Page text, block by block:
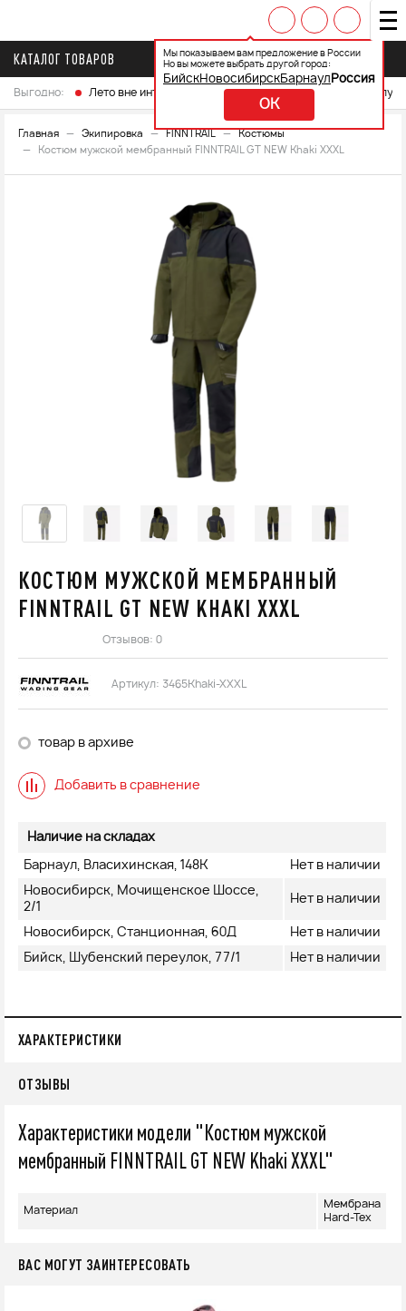
Мы показываем вам предложение в России
Но вы можете выбрать другой город:
БийскНовосибирскБарнаул Россия
OK
КАТАЛОГ ТОВАРОВ
Выгодно: Лето вне интренета Выберите свой мотоцикл и
Главная Экипировка FINNTRAIL
Костюмы
Костюм мужской мембранный FINNTRAIL GT NEW Khaki XXXL
КОСТЮМ МУЖСКОЙ МЕМБРАННЫЙ
FINNTRAIL GT NEW KHAKI XXXL
Отзывов: 0
Артикул: 3465Khaki-XXXL
товар в архиве
Добавить в сравнение
Наличие на складах
Барнаул, Власихинская, 148К
Нет в наличии
Новосибирск, Мочищенское Шоссе,
2/1
Нет в наличии
Новосибирск, Станционная, 60Д
Нет в наличии
Бийск, Шубенский переулок, 77/1
Нет в наличии
ХАРАКТЕРИСТИКИ
ОТЗЫВЫ
Характеристики модели "Костюм мужской
мембранный FINNTRAIL GT NEW Khaki XXXL"
Материал
Мембрана
Hard-Tex
ВАС МОГУТ ЗАИНТЕРЕСОВАТЬ